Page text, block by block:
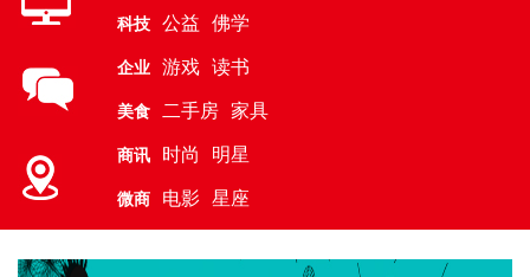
科技 公益 佛学
企业 游戏 读书
美食 二手房 家具
商讯 时尚 明星
微商 电影 星座